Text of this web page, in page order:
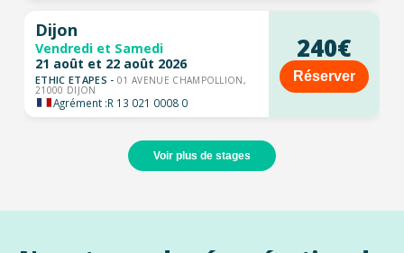
Dijon
Vendredi et Samedi
21 août et 22 août 2026
ETHIC ETAPES - 01 AVENUE CHAMPOLLION,
21000 DIJON
Agrément :R 13 021 0008 0
240€
Réserver
Voir plus de stages